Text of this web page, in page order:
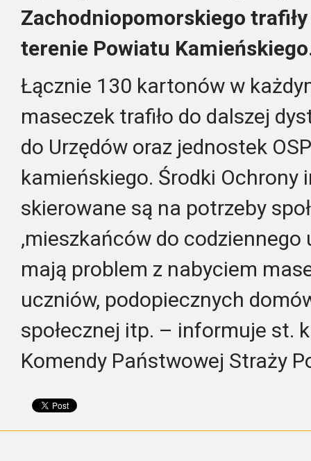
Zachodniopomorskiego
terenie Powiatu
Łącznie 130 kartonów w
maseczek trafiło do dalszej
do Urzędów oraz jednostek
kamieńskiego. Środki Ochrony
skierowane są na potrzeby
,mieszkańców do
mają problem z nabyciem
uczniów, podopiecznych
społecznej itp. – informuje st.
Komendy Państwowej Straży